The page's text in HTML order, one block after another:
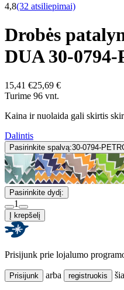
4,8(32 atsiliepimai)
Drobės
DUA 30-
15,41 €25,69 €
Turime 96 vnt.
Kaina ir nuolaida gali skirtis
Dalintis
Pasirinkite spalvą:30-0794-
Pasirinkite dydį:
1
Į krepšelį
Prisijunk prie lojalumo
Prisijunk arba registruokis